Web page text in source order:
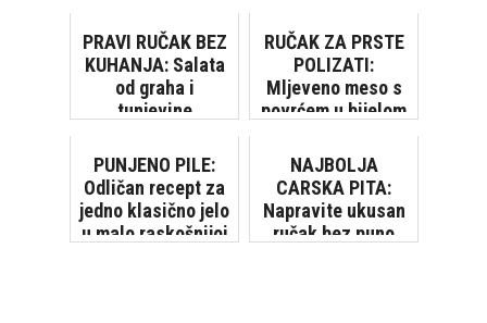
PRAVI RUČAK BEZ
KUHANJA: Salata
od graha i
tunjevine
RUČAK ZA PRSTE
POLIZATI:
Mljeveno meso s
povrćem u bijelom
PUNJENO PILE:
Odličan recept za
jedno klasično jelo
u malo raskošnijoj
NAJBOLJA
CARSKA PITA:
Napravite ukusan
ručak bez puno